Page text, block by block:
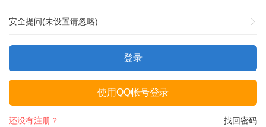
安全提问(未设置请忽略)
登录
使用QQ帐号登录
找回密码
还没有注册？